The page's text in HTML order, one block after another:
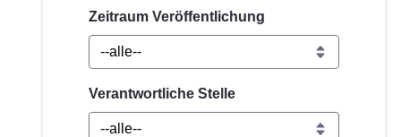
Zeitraum Veröffentlichung
Verantwortliche Stelle